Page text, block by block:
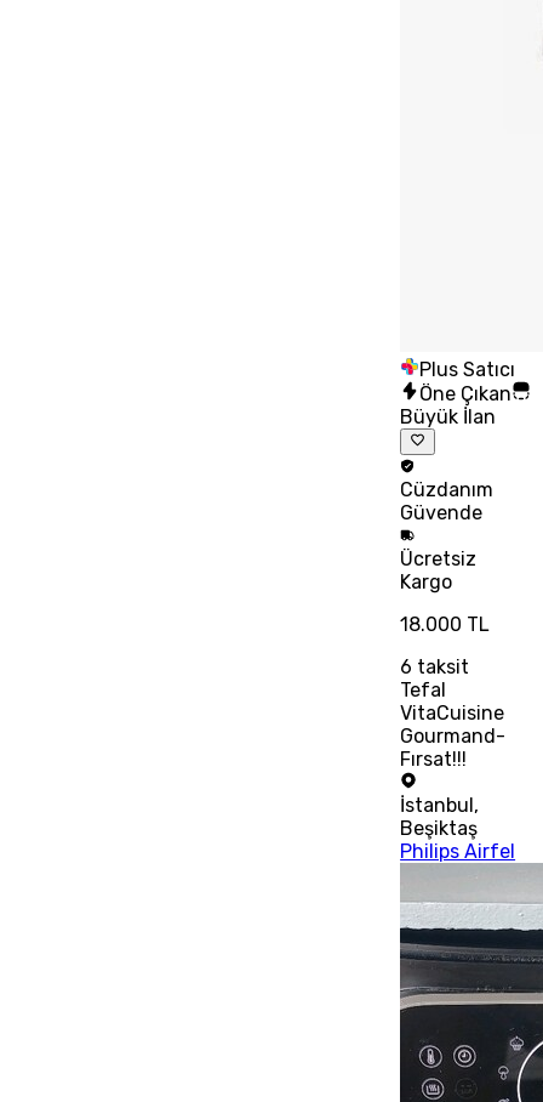
Plus Satıcı
Öne Çıkan
Büyük İlan
Cüzdanım
Güvende
Ücretsiz
Kargo
18.000 TL
6 taksit
Tefal
VitaCuisine
Gourmand-
Fırsat!!!
İstanbul ,
Beşiktaş
Philips Airfel